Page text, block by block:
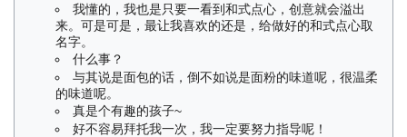
我懂的，我也是只要一看到和式点心，创意就会溢出
来。可是可是，最让我喜欢的还是，给做好的和式点心取
名字。
什么事？
与其说是面包的话，倒不如说是面粉的味道呢，很温柔
的味道呢。
真是个有趣的孩子~
好不容易拜托我一次，我一定要努力指导呢！